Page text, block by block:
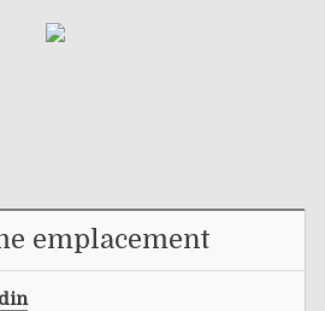
emplacement